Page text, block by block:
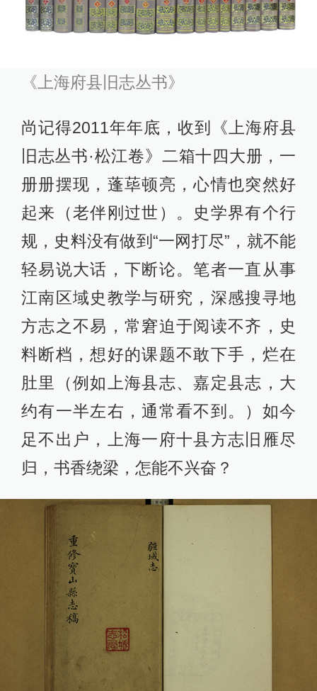
《上海府县旧志丛书》
尚记得2011年年底，收到《上海府县
旧志丛书·松江卷》二箱十四大册，一
册册摆现，蓬荜顿亮，心情也突然好
起来（老伴刚过世）。史学界有个行
规，史料没有做到“一网打尽”，就不能
轻易说大话，下断论。笔者一直从事
江南区域史教学与研究，深感搜寻地
方志之不易，常窘迫于阅读不齐，史
料断档，想好的课题不敢下手，烂在
肚里（例如上海县志、嘉定县志，大
约有一半左右，通常看不到。）如今
足不出户，上海一府十县方志旧雁尽
归，书香绕梁，怎能不兴奋？